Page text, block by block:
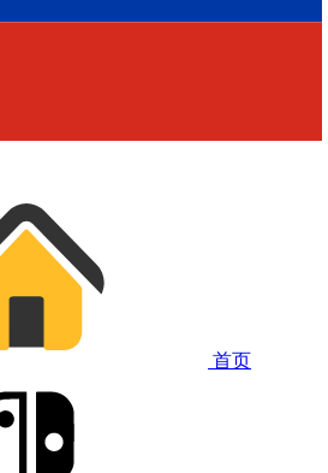
首页